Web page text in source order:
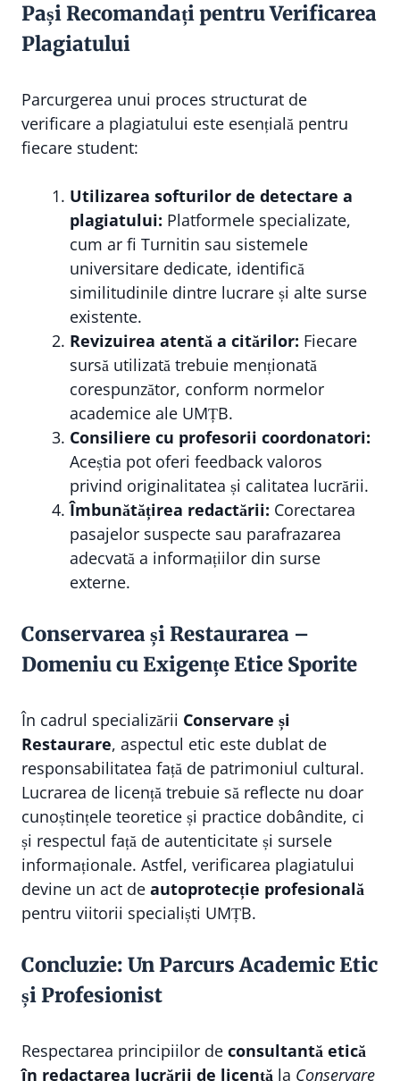
Pași Recomandați pentru Verificarea
Plagiatului
Parcurgerea unui proces structurat de
verificare a plagiatului este esențială pentru
fiecare student:
Utilizarea softurilor de detectare a
plagiatului: Platformele specializate,
cum ar fi Turnitin sau sistemele
universitare dedicate, identifică
similitudinile dintre lucrare și alte surse
existente.
Revizuirea atentă a citărilor: Fiecare
sursă utilizată trebuie menționată
corespunzător, conform normelor
academice ale UMȚB.
Consiliere cu profesorii coordonatori:
Aceștia pot oferi feedback valoros
privind originalitatea și calitatea lucrării.
Îmbunătățirea redactării: Corectarea
pasajelor suspecte sau parafrazarea
adecvată a informațiilor din surse
externe.
Conservarea și Restaurarea –
Domeniu cu Exigențe Etice Sporite
În cadrul specializării Conservare și
Restaurare, aspectul etic este dublat de
responsabilitatea față de patrimoniul cultural.
Lucrarea de licență trebuie să reflecte nu doar
cunoștințele teoretice și practice dobândite, ci
și respectul față de autenticitate și sursele
informaționale. Astfel, verificarea plagiatului
devine un act de autoprotecție profesională
pentru viitorii specialiști UMȚB.
Concluzie: Un Parcurs Academic Etic
și Profesionist
Respectarea principiilor de consultantă etică
în redactarea lucrării de licență la Conservare